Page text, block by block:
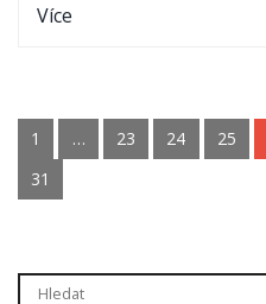
Více
1 … 23 24 25
31